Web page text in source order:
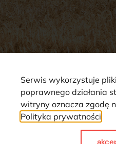
Reklamacje i zwroty
Strona wykorzystuje pliki
Serwis wykorzystuje
poprawnego działania
witryny oznacza zgodę
Polityka prywatności